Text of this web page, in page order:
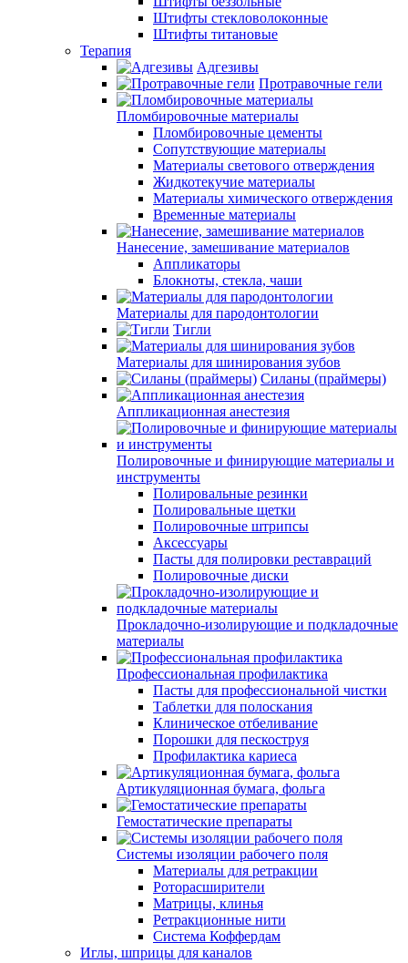
Штифты стекловолоконные
Штифты титановые
Терапия
Адгезивы
Протравочные гели
Пломбировочные материалы
Пломбировочные цементы
Сопутствующие материалы
Материалы светового отверждения
Жидкотекучие материалы
Материалы химического отверждения
Временные материалы
Нанесение, замешивание материалов
Аппликаторы
Блокноты, стекла, чаши
Материалы для пародонтологии
Тигли
Материалы для шинирования зубов
Силаны (праймеры)
Аппликационная анестезия
Полировочные и финирующие материалы и
инструменты
Полировальные резинки
Полировальные щетки
Полировочные штрипсы
Аксессуары
Пасты для полировки реставраций
Полировочные диски
Прокладочно-изолирующие и подкладочные
материалы
Профессиональная профилактика
Пасты для профессиональной чистки
Таблетки для полоскания
Клиническое отбеливание
Порошки для пескоструя
Профилактика кариеса
Артикуляционная бумага, фольга
Гемостатические препараты
Системы изоляции рабочего поля
Материалы для ретракции
Роторасширители
Матрицы, клинья
Ретракционные нити
Система Коффердам
Иглы, шприцы для каналов